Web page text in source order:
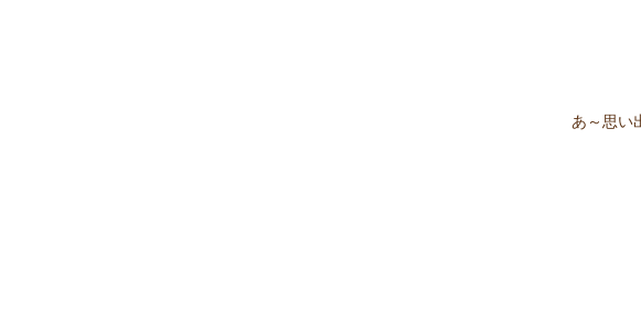
あ～思い